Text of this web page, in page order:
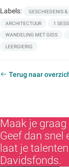
Labels: GESCHIEDENIS &
ARCHITECTUUR 1
WANDELING MET GIDS
LEERGIERIG
Terug naar
Maak je
Geef dan snel
laat je
Davidsfonds.